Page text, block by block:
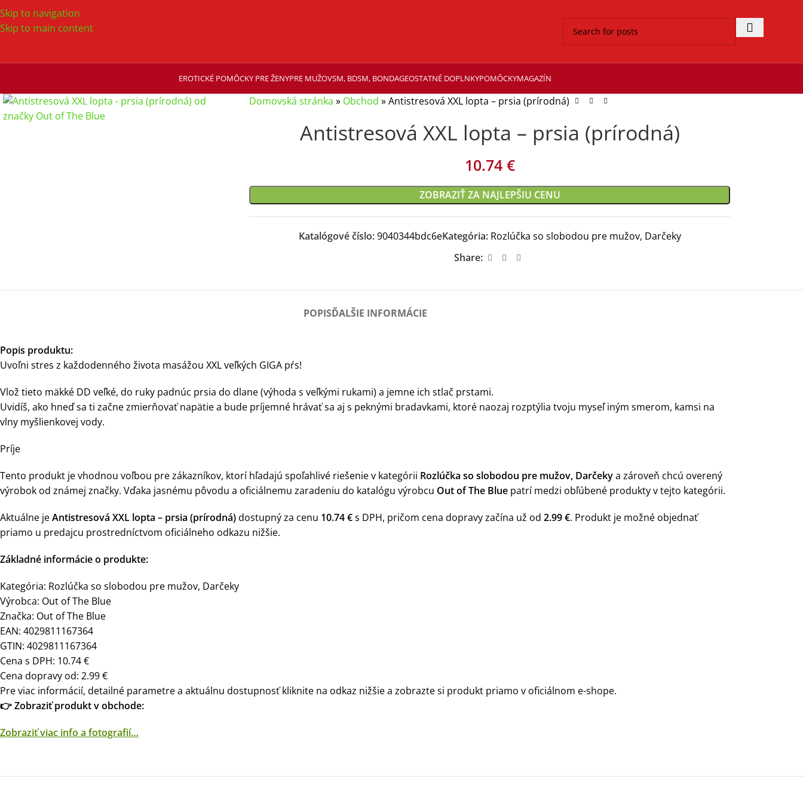
Skip to navigation
Skip to main content
EROTICKÉ POMÔCKY PRE ŽENYPRE MUŽOVSM, BDSM, BONDAGEOSTATNÉ DOPLNKYPOMÔCKYMAGAZÍN
Domovská stránka » Obchod »Antistresová XXL lopta – prsia (prírodná)
Antistresová XXL lopta – prsia (prírodná)
10.74 €
ZOBRAZIŤ ZA NAJLEPŠIU CENU
Katalógové číslo:9040344bdc6eKategória: Rozlúčka so slobodou pre mužov, Darčeky
Share:
POPISĎALŠIE INFORMÁCIE
Popis produktu:
Uvoľni stres z každodenného života masážou XXL veľkých GIGA pŕs!
Vlož tieto mäkké DD veľké, do ruky padnúc prsia do dlane (výhoda s veľkými rukami) a jemne ich stlač prstami.
Uvidíš, ako hneď sa ti začne zmierňovať napätie a bude príjemné hrávať sa aj s peknými bradavkami, ktoré naozaj rozptýlia tvoju myseľ iným smerom, kamsi na
vlny myšlienkovej vody.
Príje
Tento produkt je vhodnou voľbou pre zákazníkov, ktorí hľadajú spoľahlivé riešenie v kategórii Rozlúčka so slobodou pre mužov, Darčekya zároveň chcú overený
výrobok od známej značky. Vďaka jasnému pôvodu a oficiálnemu zaradeniu do katalógu výrobcu Out of The Blue patrí medzi obľúbené produkty v tejto kategórii.
Aktuálne jeAntistresová XXL lopta – prsia (prírodná)dostupný za cenu 10.74 €s DPH, pričom cena dopravy začína už od 2.99 €. Produkt je možné objednať
priamo u predajcu prostredníctvom oficiálneho odkazu nižšie.
Základné informácie o produkte:
Kategória: Rozlúčka so slobodou pre mužov, Darčeky
Výrobca: Out of The Blue
Značka: Out of The Blue
EAN: 4029811167364
GTIN: 4029811167364
Cena s DPH: 10.74 €
Cena dopravy od: 2.99 €
Pre viac informácií, detailné parametre a aktuálnu dostupnosť kliknite na odkaz nižšie a zobrazte si produkt priamo v oficiálnom e-shope.
👉 Zobraziť produkt v obchode:
Zobraziť viac info a fotografií…